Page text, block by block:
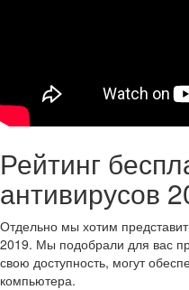
Рейтинг
антивирусов
Отдельно мы хотим
2019. Мы подобрали для вас
свою доступность, могут
компьютера.